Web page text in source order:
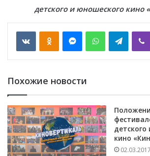
детского и юношеского кино
VKontakte WhatsApp Telegram
Похожие новости
кино
02.03.2017